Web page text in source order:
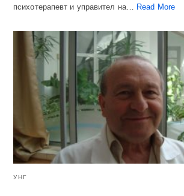
психотерапевт и управител на…
Read More
УНГ